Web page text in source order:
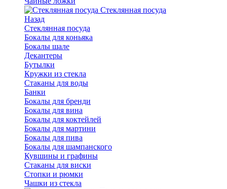
Стеклянная посуда
Назад
Стеклянная посуда
Бокалы для коньяка
Бокалы шале
Декантеры
Бутылки
Кружки из стекла
Стаканы для воды
Банки
Бокалы для бренди
Бокалы для вина
Бокалы для коктейлей
Бокалы для мартини
Бокалы для пива
Бокалы для шампанского
Кувшины и графины
Стаканы для виски
Стопки и рюмки
Чашки из стекла